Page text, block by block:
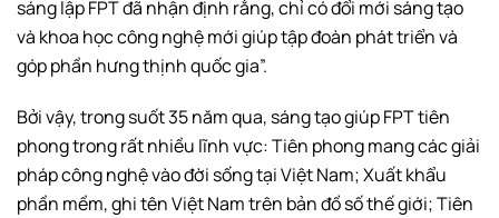
sáng lập FPT đã nhận định rằng, chỉ có đổi mới sáng tạo
và khoa học công nghệ mới giúp tập đoàn phát triển và
góp phần hưng thịnh quốc gia”.
Bởi vậy, trong suốt 35 năm qua, sáng tạo giúp FPT tiên
phong trong rất nhiều lĩnh vực: Tiên phong mang các giải
pháp công nghệ vào đời sống tại Việt Nam; Xuất khẩu
phần mềm, ghi tên Việt Nam trên bản đồ số thế giới; Tiên